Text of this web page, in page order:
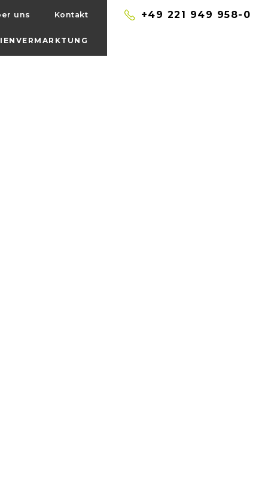
uns Kontakt +49 221 949 958-0